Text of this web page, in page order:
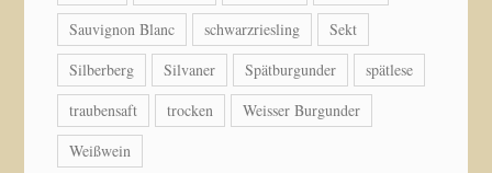
Sauvignon Blanc
schwarzriesling
Sekt
Silberberg
Silvaner Spätburgunder
spätlese
traubensaft
trocken
Weisser Burgunder
Weißwein